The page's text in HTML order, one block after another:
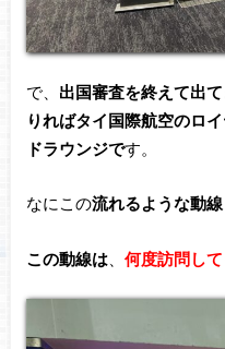
で、 出国審査を終えて出
りればタイ国際航空のロ
ドラウンジです。
なにこの流れるような動線
この動線は、 何度訪問し